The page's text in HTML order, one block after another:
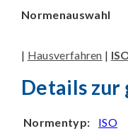
Normenauswahl
| Hausverfahren |
Details zur
Normentyp:
ISO